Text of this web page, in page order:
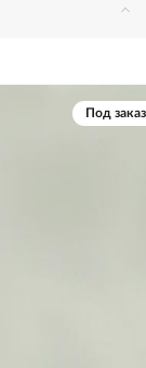
Под заказ